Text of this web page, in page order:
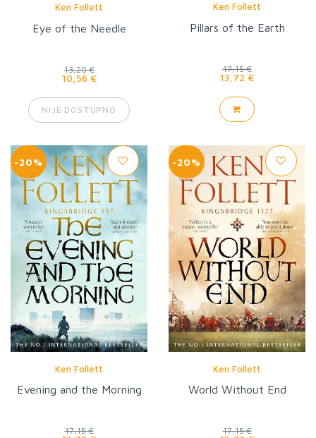
Ken Follett
Eye of the Needle
13,20 €
10,56 €
NIJE DOSTUPNO
Ken Follett
Pillars of the Earth
17,15 €
13,72 €
-20%
Ken Follett
Evening and the Morning
17,15 €
-20%
Ken Follett
World Without End
17,15 €